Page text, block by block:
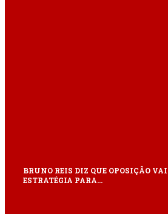
BRUNO REIS DIZ QUE OPOSIÇÃO
ESTRATÉGIA PARA…